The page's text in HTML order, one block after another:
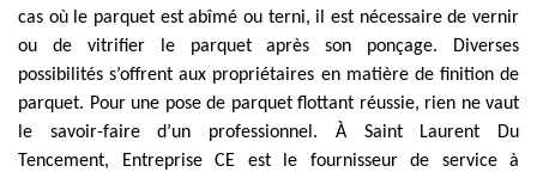
cas où le parquet est abîmé ou terni, il est nécessaire de vernir
ou de vitrifier le parquet après son ponçage. Diverses
possibilités s’offrent aux propriétaires en matière de finition de
parquet. Pour une pose de parquet flottant réussie, rien ne vaut
le savoir-faire d’un professionnel. À Saint Laurent Du
Tencement, Entreprise CE est le fournisseur de service à